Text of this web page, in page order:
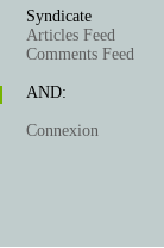
Syndicate
Articles Feed
Comments Feed
AND:
Connexion